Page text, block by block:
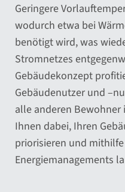
Geringere
wodurch etwa bei
benötigt wird, was
Stromnetzes
Gebäudekonzept
Gebäudenutzer und
alle anderen Bewohner
Ihnen dabei, Ihren
priorisieren und
Energiemanagements